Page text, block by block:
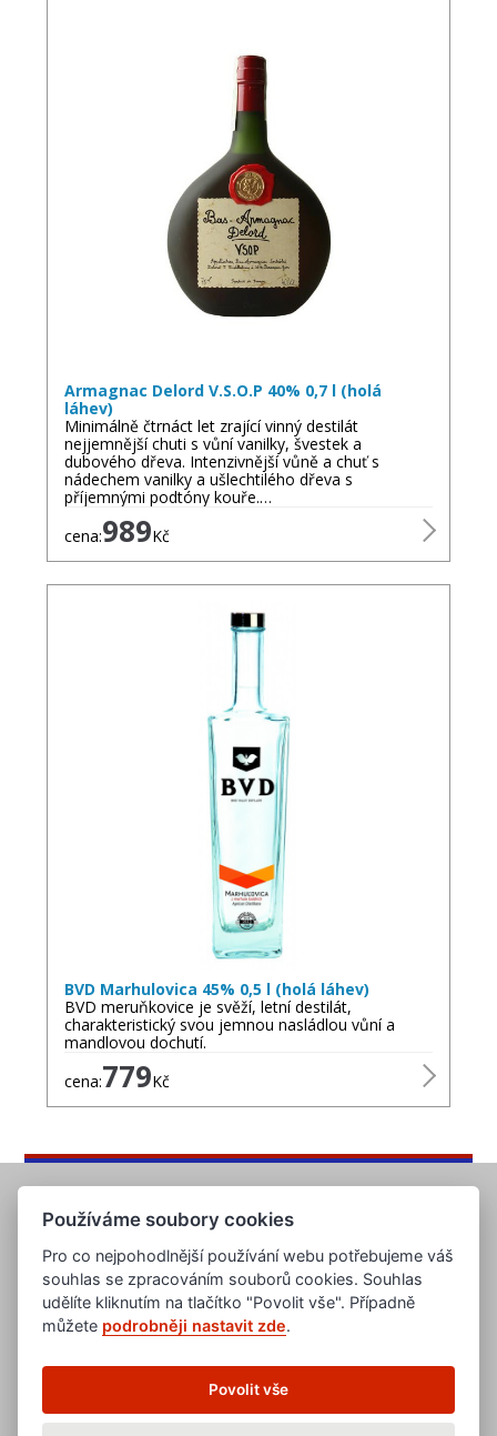
Armagnac Delord V.S.O.P 40% 0,7 l (holá
láhev)
Minimálně čtrnáct let zrající vinný destilát
nejjemnější chuti s vůní vanilky, švestek a
dubového dřeva. Intenzivnější vůně a chuť s
nádechem vanilky a ušlechtilého dřeva s
příjemnými podtóny kouře.…
cena:989Kč
BVD Marhulovica 45% 0,5 l (holá láhev)
BVD meruňkovice je svěží, letní destilát,
charakteristický svou jemnou nasládlou vůní a
mandlovou dochutí.
cena:779Kč
www.evropska-databanka.cz
www.edb.eu
www.poptavka.net
www.nabidka.net
Používáme soubory cookies
Pro co nejpohodlnější používání webu potřebujeme váš
souhlas se zpracováním souborů cookies. Souhlas
udělíte kliknutím na tlačítko "Povolit vše". Případně
můžete podrobněji nastavit zde.
Povolit vše